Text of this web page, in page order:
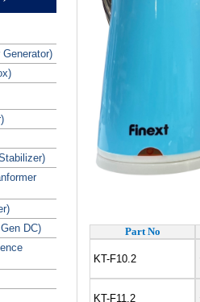
DC)
Part No
KT-F10.2
KT-F11.2